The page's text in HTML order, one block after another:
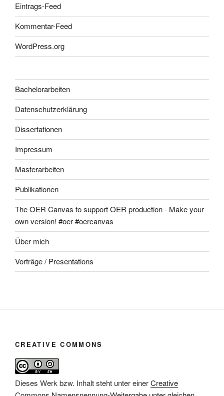
Eintrags-Feed
Kommentar-Feed
WordPress.org
Bachelorarbeiten
Datenschutzerklärung
Dissertationen
Impressum
Masterarbeiten
Publikationen
The OER Canvas to support OER production - Make your
own version! #oer #oercanvas
Über mich
Vorträge / Presentations
CREATIVE COMMONS
Dieses Werk bzw. Inhalt steht unter einerCreative